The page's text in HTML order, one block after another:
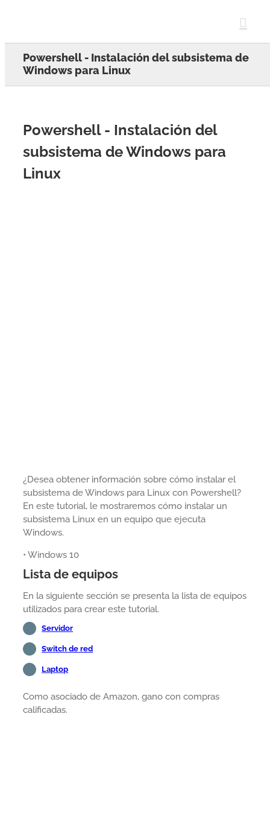
Powershell - Instalación del subsistema de
Windows para Linux
Powershell - Instalación del
subsistema de Windows para
Linux
¿Desea obtener información sobre cómo instalar el
subsistema de Windows para Linux con Powershell?
En este tutorial, le mostraremos cómo instalar un
subsistema Linux en un equipo que ejecuta
Windows.
• Windows 10
Lista de equipos
En la siguiente sección se presenta la lista de equipos
utilizados para crear este tutorial.
Servidor
Switch de red
Laptop
Como asociado de Amazon, gano con compras
calificadas.